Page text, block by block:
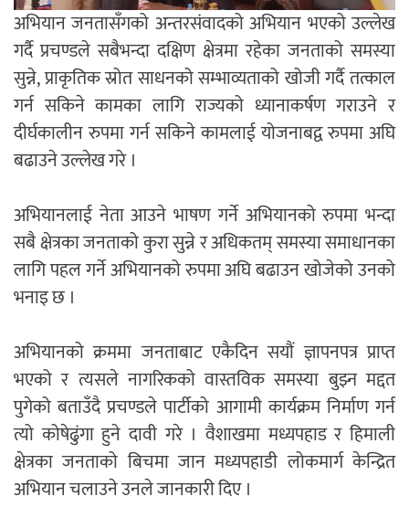
अभियान जनतासँगको अन्तरसंवादको अभियान भएको उल्लेख
गर्दै प्रचण्डले सबैभन्दा दक्षिण क्षेत्रमा रहेका जनताको समस्या
सुन्ने, प्राकृतिक स्रोत साधनको सम्भाव्यताको खोजी गर्दै तत्काल
गर्न सकिने कामका लागि राज्यको ध्यानाकर्षण गराउने र
दीर्घकालीन रुपमा गर्न सकिने कामलाई योजनाबद्व रुपमा अघि
बढाउने उल्लेख गरे ।
अभियानलाई नेता आउने भाषण गर्ने अभियानको रुपमा भन्दा
सबै क्षेत्रका जनताको कुरा सुन्ने र अधिकतम् समस्या समाधानका
लागि पहल गर्ने अभियानको रुपमा अघि बढाउन खोजेको उनको
भनाइ छ ।
अभियानको क्रममा जनताबाट एकैदिन सयौं ज्ञापनपत्र प्राप्त
भएको र त्यसले नागरिकको वास्तविक समस्या बुझ्न मद्दत
पुगेको बताउँदै प्रचण्डले पार्टीको आगामी कार्यक्रम निर्माण गर्न
त्यो कोषेढुंगा हुने दावी गरे । वैशाखमा मध्यपहाड र हिमाली
क्षेत्रका जनताको बिचमा जान मध्यपहाडी लोकमार्ग केन्द्रित
अभियान चलाउने उनले जानकारी दिए ।